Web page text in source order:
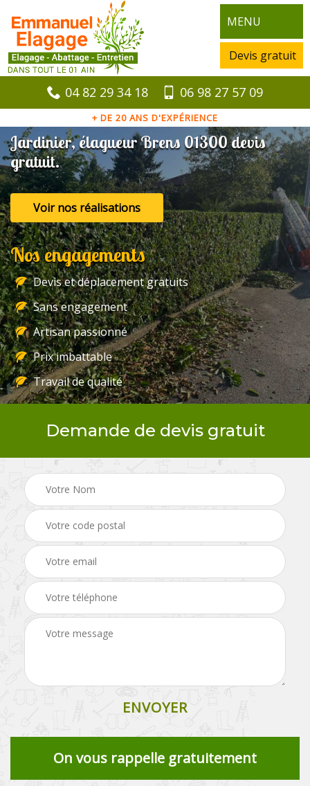
MENU
Devis gratuit
04 82 29 34 18 06 98 27 57 09
+ DE 20 ANS D'EXPÉRIENCE
Jardinier, élagueur Brens 01300 devis
gratuit.
Voir nos réalisations
Nos engagements
Devis et déplacement gratuits
Sans engagement
Artisan passionné
Prix imbattable
Travail de qualité
Demande de devis gratuit
On vous rappelle gratuitement